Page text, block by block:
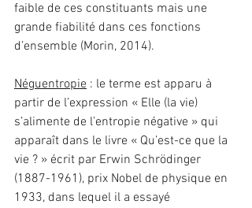
faible de ces constituants mais une
grande fiabilité dans ces fonctions
d’ensemble (Morin, 2014).
Néguentropie : le terme est apparu à
partir de l’expression « Elle (la vie)
s’alimente de l’entropie négative » qui
apparaît dans le livre « Qu’est-ce que la
vie ? » écrit par Erwin Schrödinger
(1887-1961), prix Nobel de physique en
1933, dans lequel il a essayé